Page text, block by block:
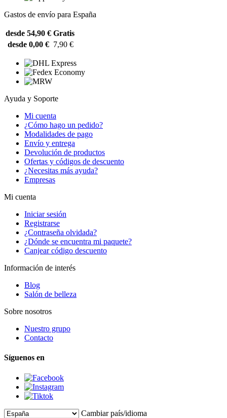
Gastos de envío para España
desde 54,90 € Gratis
desde 0,00 € 7,90 €
Ayuda y Soporte
Mi cuenta
¿Cómo hago un pedido?
Modalidades de pago
Envío y entrega
Devolución de productos
Ofertas y códigos de descuento
¿Necesitas más ayuda?
Empresas
Mi cuenta
Iniciar sesión
Registrarse
¿Contraseña olvidada?
¿Dónde se encuentra mi paquete?
Canjear código descuento
Información de interés
Blog
Salón de belleza
Sobre nosotros
Nuestro grupo
Contacto
Síguenos en
Cambiar país/idioma